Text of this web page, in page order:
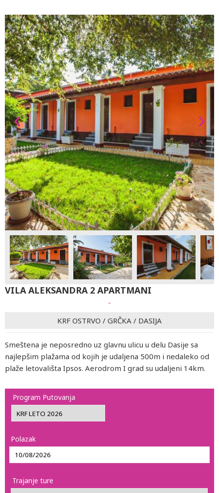
VILA ALEKSANDRA 2 APARTMANI
-
KRF OSTRVO / GRČKA / DASIJA
Smeštena je neposredno uz glavnu ulicu u delu Dasije sa
najlepšim plažama od kojih je udaljena 500m i nedaleko od
plaže letovališta Ipsos. Aerodrom I grad su udaljeni 14km.
Program Putovanja
Polazak
Trajanje ture